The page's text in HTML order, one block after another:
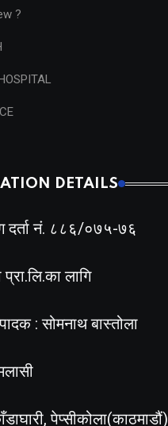
?
DETAILS
दर्ता नं. ८८६/०७५-७६
लागि
: सोमनाथ बास्तोला
पेप्सीकोला(काठमाडौं)